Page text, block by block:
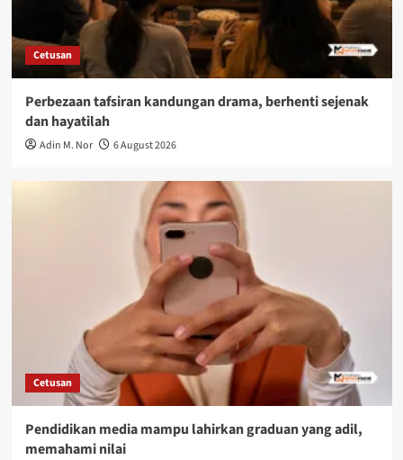
Cetusan
Perbezaan tafsiran kandungan drama, berhenti sejenak
dan hayatilah
Adin M. Nor 6 August 2026
Cetusan
Pendidikan media mampu lahirkan graduan yang adil,
memahami nilai